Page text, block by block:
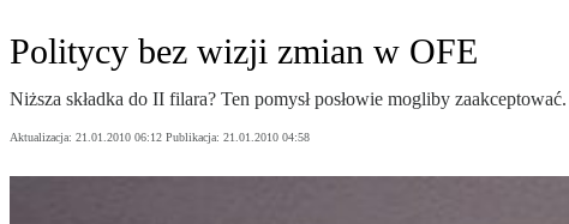
Politycy bez wizji zmian w OFE
Niższa składka do II filara? Ten pomysł posłowie mogliby
Aktualizacja: 21.01.2010 06:12 Publikacja: 21.01.2010 04:58